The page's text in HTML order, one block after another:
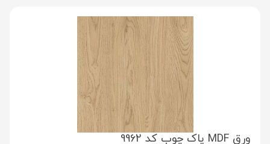
ورق MDF پاک چوب کد 9962